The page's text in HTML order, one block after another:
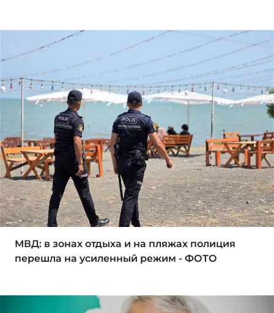
МВД: в зонах отдыха и на пляжах полиция
перешла на усиленный режим - ФОТО